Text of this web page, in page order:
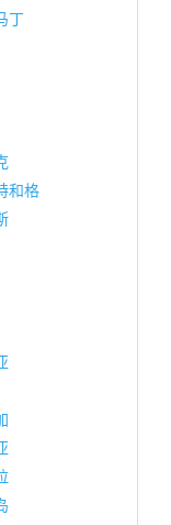
丁
和格